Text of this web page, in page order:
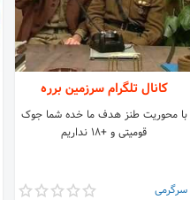
کانال تلگرام سرزمین بررە
با محوریت طنز هدف ما خده شما جوک
قومیتی و +18 نداریم
سرگرمی